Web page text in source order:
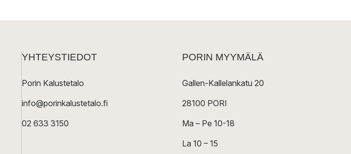
YHTEYSTIEDOT
Porin Kalustetalo
info@porinkalustetalo.fi
02 633 3150
PORIN MYYMÄLÄ
Gallen-Kallelankatu 20
28100 PORI
Ma – Pe 10-18
La 10 – 15